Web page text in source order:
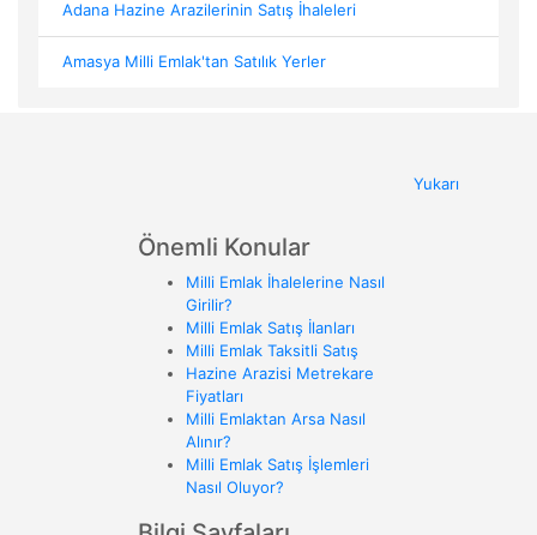
Adana Hazine Arazilerinin Satış İhaleleri
Amasya Milli Emlak'tan Satılık Yerler
Yukarı
Önemli Konular
Milli Emlak İhalelerine Nasıl
Girilir?
Milli Emlak Satış İlanları
Milli Emlak Taksitli Satış
Hazine Arazisi Metrekare
Fiyatları
Milli Emlaktan Arsa Nasıl
Alınır?
Milli Emlak Satış İşlemleri
Nasıl Oluyor?